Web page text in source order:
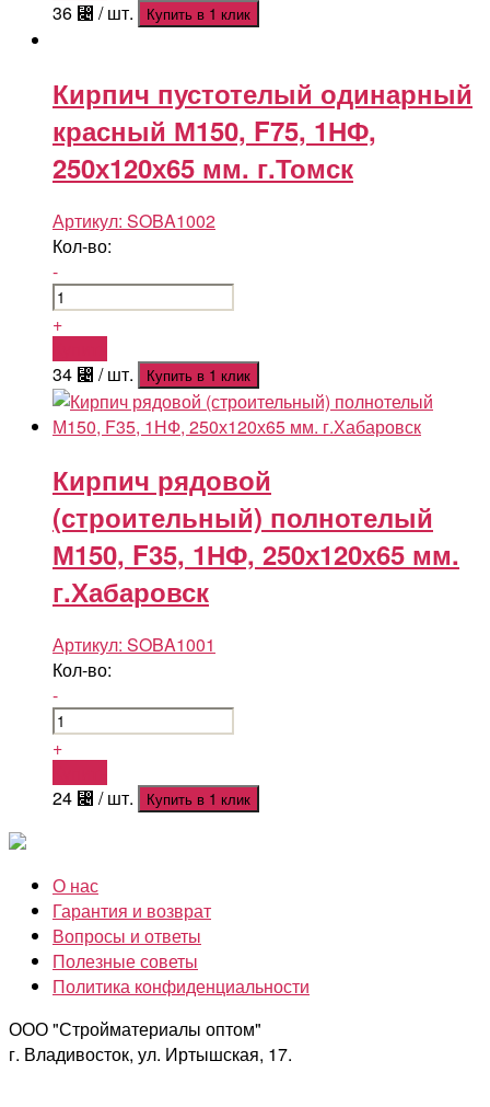
36 ⃄ / шт. Купить в 1 клик
Кирпич пустотелый одинарный
красный М150, F75, 1НФ,
250х120х65 мм. г.Томск
Артикул: SOBA1002
Кол-во:
-
+
34 ⃄ / шт. Купить в 1 клик
Кирпич рядовой
(строительный) полнотелый
М150, F35, 1НФ, 250х120х65 мм.
г.Хабаровск
Артикул: SOBA1001
Кол-во:
-
+
24 ⃄ / шт. Купить в 1 клик
О нас
Гарантия и возврат
Вопросы и ответы
Полезные советы
Политика конфиденциальности
ООО "Стройматериалы оптом"
г. Владивосток, ул. Иртышская, 17.